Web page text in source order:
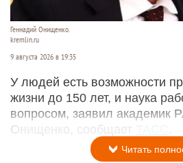
Геннадий Онищенко.
kremlin.ru
9 августа 2026 в 19:35
У людей есть возможности
жизни до 150 лет, и наука
вопросом, заявил академик
Онищенко, сообщает ТАСС
Читать